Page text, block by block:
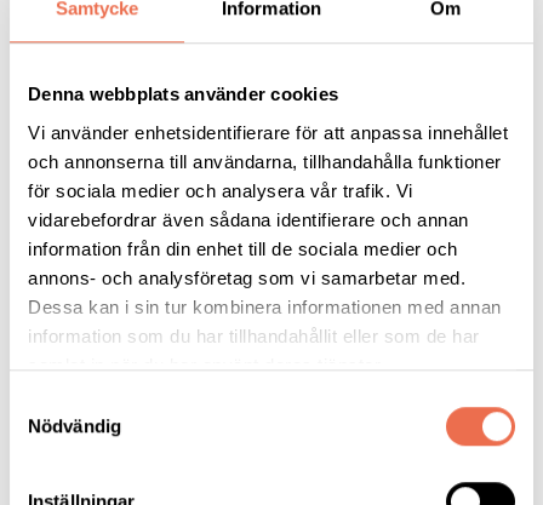
Samtycke Information Om
Denna webbplats använder cookies
Vi använder enhetsidentifierare för att anpassa innehållet
och annonserna till användarna, tillhandahålla funktioner
för sociala medier och analysera vår trafik. Vi
vidarebefordrar även sådana identifierare och annan
information från din enhet till de sociala medier och
annons- och analysföretag som vi samarbetar med.
Dessa kan i sin tur kombinera informationen med annan
information som du har tillhandahållit eller som de har
samlat in när du har använt deras tjänster.
Nödvändig
Du är välkommen att ansluta när som helst under terminen - ju
Välkomna!/Styrelsen i Neuro Östhammar
I samarbete med: